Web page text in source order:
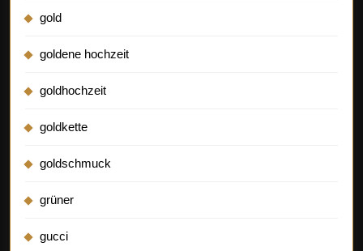
gold
goldene hochzeit
goldhochzeit
goldkette
goldschmuck
grüner
gucci